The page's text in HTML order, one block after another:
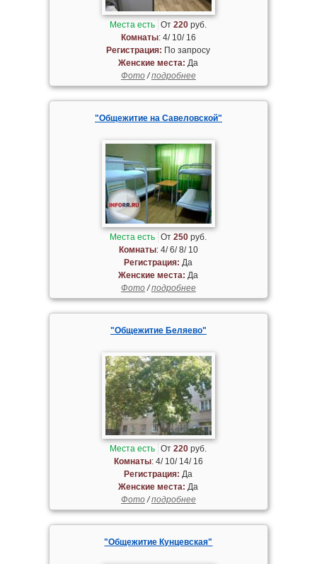
Места есть От220 руб.
Комнаты: 4/ 10/ 16
Регистрация: По запросу
Женские места: Да
Фото/подробнее
"Общежитие на Савеловской"
Места есть От250 руб.
Комнаты: 4/ 6/ 8/ 10
Регистрация: Да
Женские места: Да
Фото/подробнее
"Общежитие Беляево"
Места есть От220 руб.
Комнаты: 4/ 10/ 14/ 16
Регистрация: Да
Женские места: Да
Фото/подробнее
"Общежитие Кунцевская"